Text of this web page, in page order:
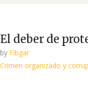
El deber de
by Fibgar
Crimen organizado y